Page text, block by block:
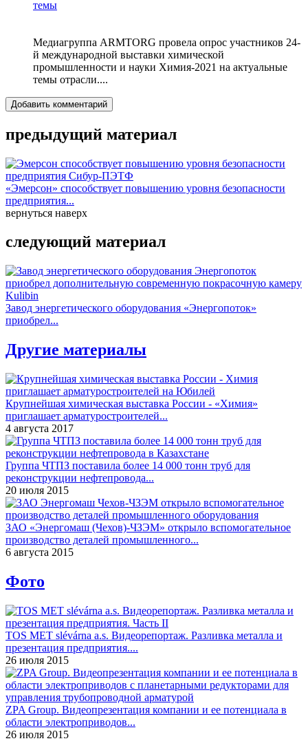
темы
Медиагруппа ARMTORG провела опрос участников 24-
й международной выставки химической
промышленности и науки Химия-2021 на актуальные
темы отрасли....
Добавить комментарий
предыдущий материал
«Эмерсон» способствует повышению уровня безопасности
предприятия...
вернуться наверх
следующий материал
Завод энергетического оборудования «Энергопоток»
приобрел...
Другие материалы
Крупнейшая химическая выставка России - «Химия»
приглашает арматуростроителей...
4 августа 2017
Группа ЧТПЗ поставила более 14 000 тонн труб для
реконструкции нефтепровода...
20 июля 2015
ЗАО «Энергомаш (Чехов)-ЧЗЭМ» открыло вспомогательное
производство деталей промышленного...
6 августа 2015
Фото
TOS MET slévárna a.s. Видеорепортаж. Разливка металла и
презентация предприятия....
26 июля 2015
ZPA Group. Видеопрезентация компании и ее потенциала в
области электроприводов...
26 июля 2015